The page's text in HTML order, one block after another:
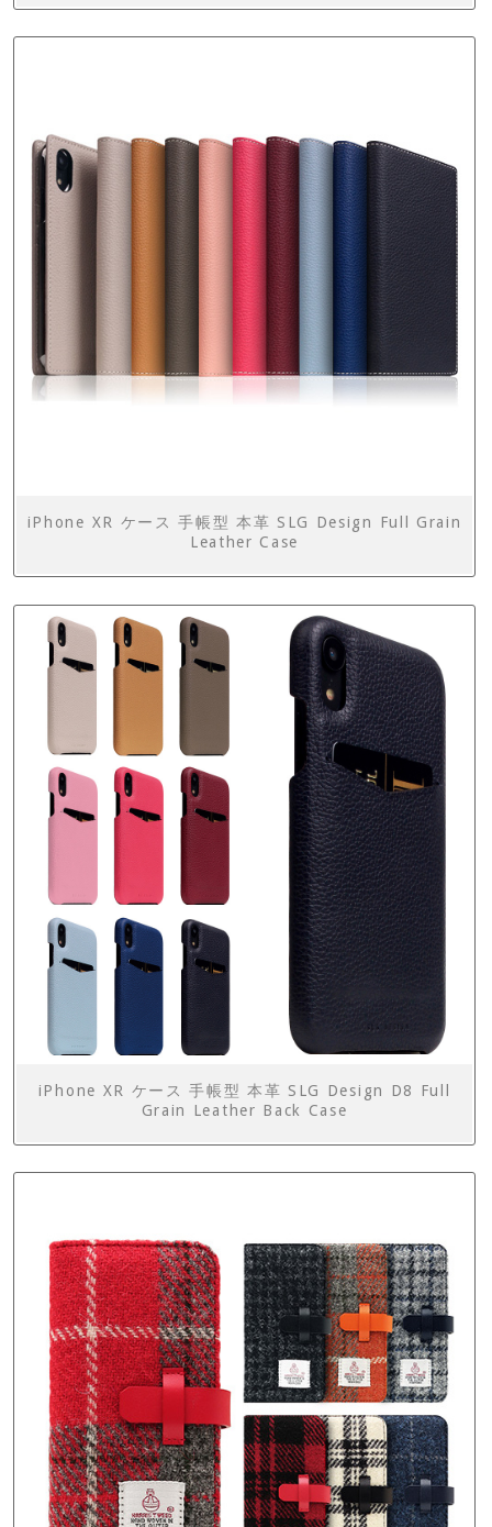
iPhone XR ケース 手帳型 本革 SLG Design Full Grain
Leather Case
iPhone XR ケース 手帳型 本革 SLG Design D8 Full
Grain Leather Back Case